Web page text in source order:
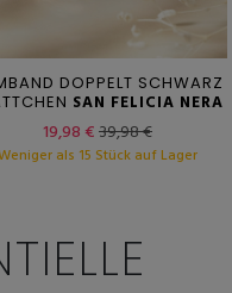
DOPPELT SCHWARZ
SAN FELICIA NERA
19,98 €39,98 €
als 15 Stück auf Lager